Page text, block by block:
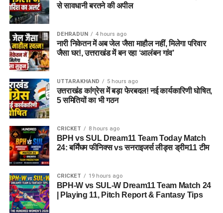
से सावधानी बरतने की अपील
DEHRADUN 4 hours ago
नारी निकेतन में अब जेल जैसा माहौल नहीं, मिलेगा परिवार
जैसा घर!, उत्तराखंड में बन रहा ‘आलंबन गांव’
UTTARAKHAND 5 hours ago
उत्तराखंड कांग्रेस में बड़ा फेरबदल! नई कार्यकारिणी घोषित,
5 समितियों का भी गठन
CRICKET 8 hours ago
BPH vs SUL Dream11 Team Today Match
24: बर्मिंघम फीनिक्स vs सनराइजर्स लीड्स ड्रीम11 टीम
CRICKET 19 hours ago
BPH-W vs SUL-W Dream11 Team Match 24
| Playing 11, Pitch Report & Fantasy Tips